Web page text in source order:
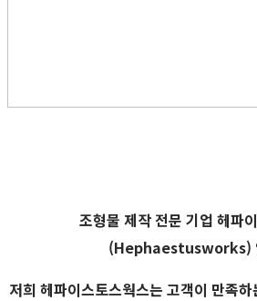
조형물 제작 전문 기업 헤파
(Hephaestusworks)
저희 헤파이스토스웍스는 고객이 만족